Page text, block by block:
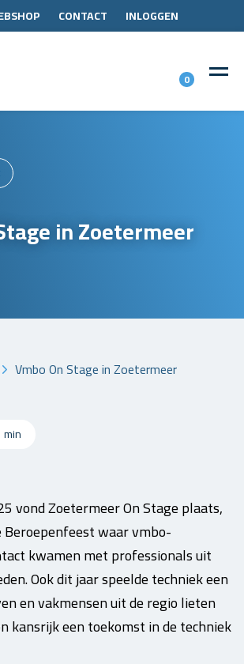
CONTACT INLOGGEN
0
in Zoetermeer
Vmbo On Stage in Zoetermeer
min
vond Zoetermeer On Stage plaats,
waar vmbo-
kwamen met professionals uit
Ook dit jaar speelde techniek een
en vakmensen uit de regio lieten
kansrijk een toekomst in de techniek